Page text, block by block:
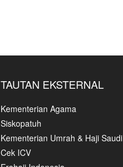
TAUTAN EKSTERNAL
Kementerian Agama
Siskopatuh
Kementerian Umrah & Haji Saudi
Cek ICV